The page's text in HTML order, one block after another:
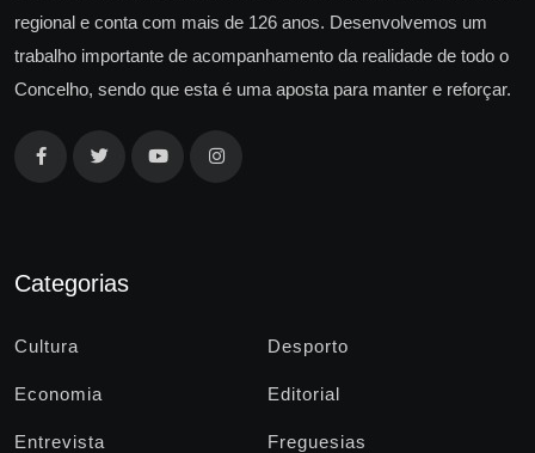
regional e conta com mais de 126 anos. Desenvolvemos um
trabalho importante de acompanhamento da realidade de todo o
Concelho, sendo que esta é uma aposta para manter e reforçar.
Categorias
Cultura Desporto
Economia Editorial
Entrevista Freguesias